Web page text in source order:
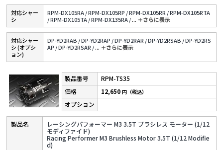
対応シャー
シ
RPM-DX105RA /RPM-DX105RP /RPM-DX105RR /RPM-DX105RTA
/RPM-DX105TA /RPM-DX135RA /... ＋さらに表⽰
対応シャー
シ (オプシ
ョン)
DP-YD2RAB /DP-YD2RAP /DP-YD2RAR /DP-YD2RSAB /DP-YD2RS
AP /DP-YD2RSAR /... ＋さらに表⽰
RPM-TS35
レーシングパフォーマー M3 3.5T ブラシレス モーター (1/12
モディファイド)
Racing Performer M3 Brushless Motor 3.5T (1/12 Modifie
d)
12,650円（税込）